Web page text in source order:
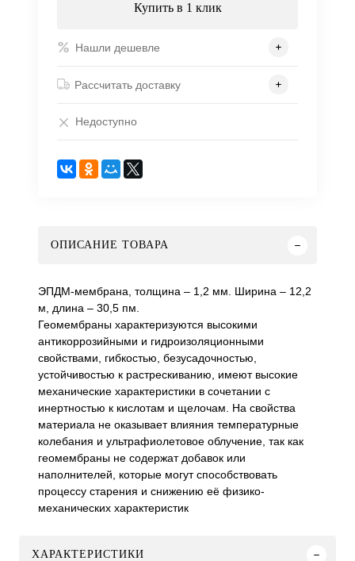
Купить в 1 клик
Нашли дешевле
Рассчитать доставку
Недоступно
ОПИСАНИЕ ТОВАРА
ЭПДМ-мембрана, толщина – 1,2 мм. Ширина – 12,2
м, длина – 30,5 пм.
Геомембраны характеризуются высокими
антикоррозийными и гидроизоляционными
свойствами, гибкостью, безусадочностью,
устойчивостью к растрескиванию, имеют высокие
механические характеристики в сочетании с
инертностью к кислотам и щелочам. На свойства
материала не оказывает влияния температурные
колебания и ультрафиолетовое облучение, так как
геомембраны не содержат добавок или
наполнителей, которые могут способствовать
процессу старения и снижению её физико-
механических характеристик
ХАРАКТЕРИСТИКИ